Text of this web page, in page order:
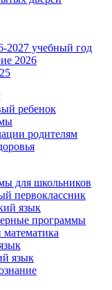
2027 учебный год
2026
ребенок
родителям
для школьников
первоклассник
язык
программы
язык